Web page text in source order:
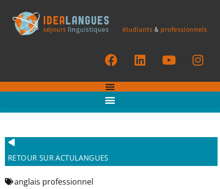
RETOUR SUR ACTULANGUES
anglais professionnel